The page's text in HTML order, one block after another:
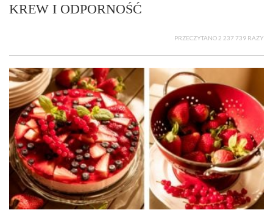
KREW I ODPORNOŚĆ
PRZECZYTANO 2 237 739 RAZY